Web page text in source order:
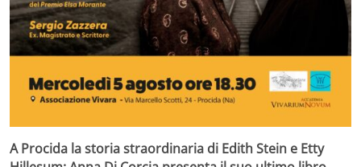
A Procida la storia straordinaria di Edith Stein e Etty